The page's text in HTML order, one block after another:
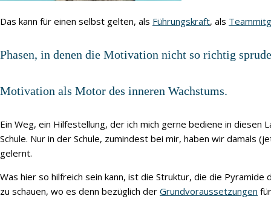
Das kann für einen selbst gelten, als Führungskraft, als
Phasen, in denen die Motivation nicht so richtig
Motivation als Motor des inneren Wachstums.
Ein Weg, ein Hilfestellung, der ich mich gerne bediene in
Schule. Nur in der Schule, zumindest bei mir, haben wir damals
gelernt.
Was hier so hilfreich sein kann, ist die Struktur, die die
zu schauen, wo es denn bezüglich der Grundvoraussetzungen